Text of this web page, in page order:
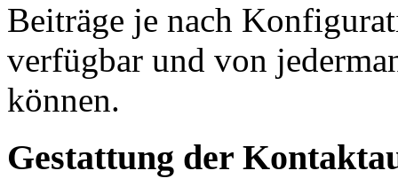
Beiträge je nach
verfügbar und von
können.
Gestattung der